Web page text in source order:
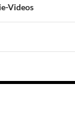
Videos